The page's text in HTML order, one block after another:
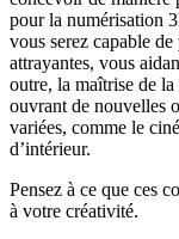
pour la numérisation
vous serez capable
attrayantes, vous
outre, la maîtrise de
ouvrant de nouvelles
variées, comme le
d’intérieur.
Pensez à ce que ces
à votre créativité.